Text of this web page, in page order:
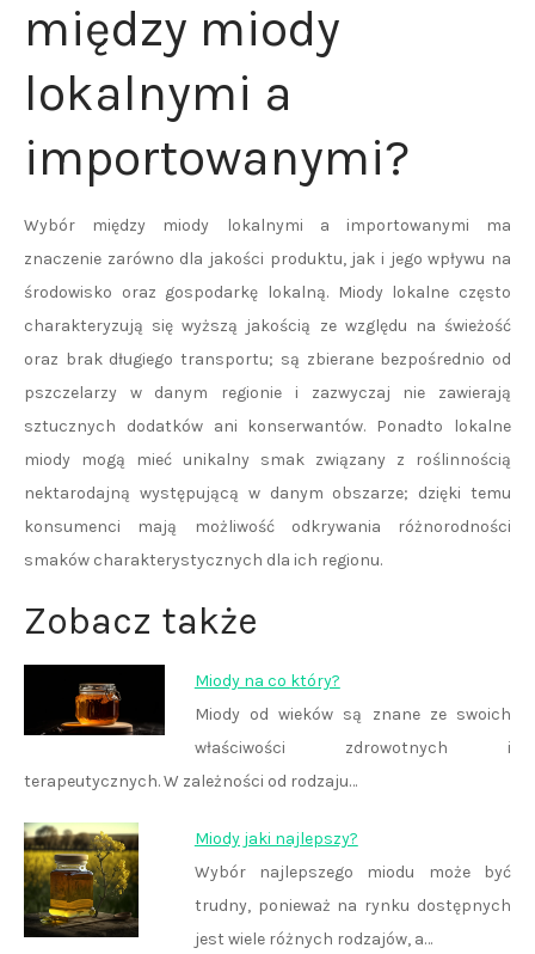
między miody
lokalnymi a
importowanymi?
Wybór między miody lokalnymi a importowanymi ma
znaczenie zarówno dla jakości produktu, jak i jego wpływu na
środowisko oraz gospodarkę lokalną. Miody lokalne często
charakteryzują się wyższą jakością ze względu na świeżość
oraz brak długiego transportu; są zbierane bezpośrednio od
pszczelarzy w danym regionie i zazwyczaj nie zawierają
sztucznych dodatków ani konserwantów. Ponadto lokalne
miody mogą mieć unikalny smak związany z roślinnością
nektarodajną występującą w danym obszarze; dzięki temu
konsumenci mają możliwość odkrywania różnorodności
smaków charakterystycznych dla ich regionu.
Zobacz także
Miody na co który?
Miody od wieków są znane ze swoich
właściwości zdrowotnych i
terapeutycznych. W zależności od rodzaju…
Miody jaki najlepszy?
Wybór najlepszego miodu może być
trudny, ponieważ na rynku dostępnych
jest wiele różnych rodzajów, a…